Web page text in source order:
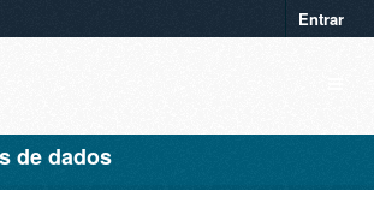
Entrar
de dados